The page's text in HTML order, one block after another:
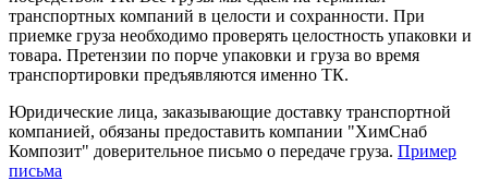
транспортных компаний в целости и сохранности. При
приемке груза необходимо проверять целостность упаковки и
товара. Претензии по порче упаковки и груза во время
транспортировки предъявляются именно ТК.
Юридические лица, заказывающие доставку транспортной
компанией, обязаны предоставить компании "ХимСнаб
Композит" доверительное письмо о передаче груза. Пример
письма